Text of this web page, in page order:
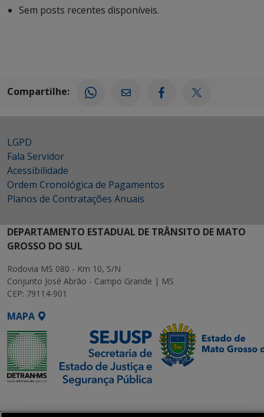
Sem posts recentes disponíveis.
Compartilhe:
LGPD
Fala Servidor
Acessibilidade
Ordem Cronológica de Pagamentos
Planos de Contratações Anuais
DEPARTAMENTO ESTADUAL DE TRÂNSITO DE MATO
GROSSO DO SUL
Rodovia MS 080 - Km 10, S/N
Conjunto José Abrão - Campo Grande | MS
CEP: 79114-901
MAPA
Executiva de